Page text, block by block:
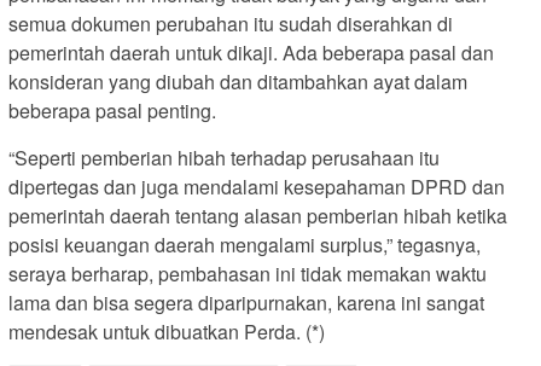
semua dokumen perubahan itu sudah diserahkan di
pemerintah daerah untuk dikaji. Ada beberapa pasal dan
konsideran yang diubah dan ditambahkan ayat dalam
beberapa pasal penting.
“Seperti pemberian hibah terhadap perusahaan itu
dipertegas dan juga mendalami kesepahaman DPRD dan
pemerintah daerah tentang alasan pemberian hibah ketika
posisi keuangan daerah mengalami surplus,” tegasnya,
seraya berharap, pembahasan ini tidak memakan waktu
lama dan bisa segera diparipurnakan, karena ini sangat
mendesak untuk dibuatkan Perda. (*)